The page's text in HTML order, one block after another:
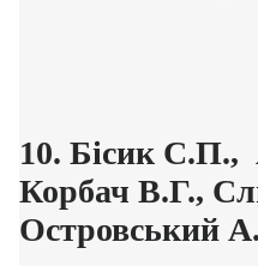
10. Бісик С.П.,
Корбач В.Г.,
Островський